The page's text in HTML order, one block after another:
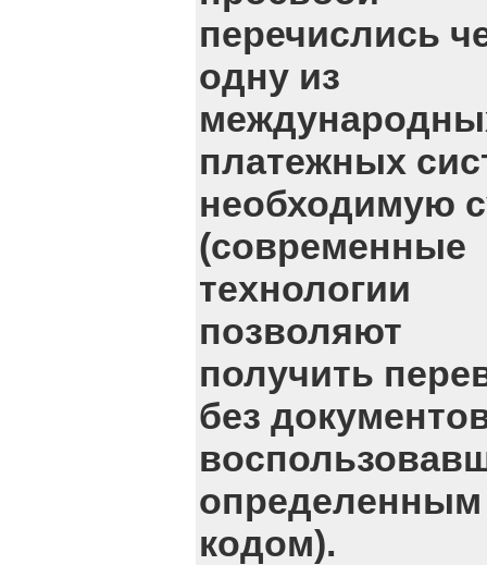
перечислись
одну из
платежных
необходимую
(современные
технологии
позволяют
получить
без
определенным
кодом).